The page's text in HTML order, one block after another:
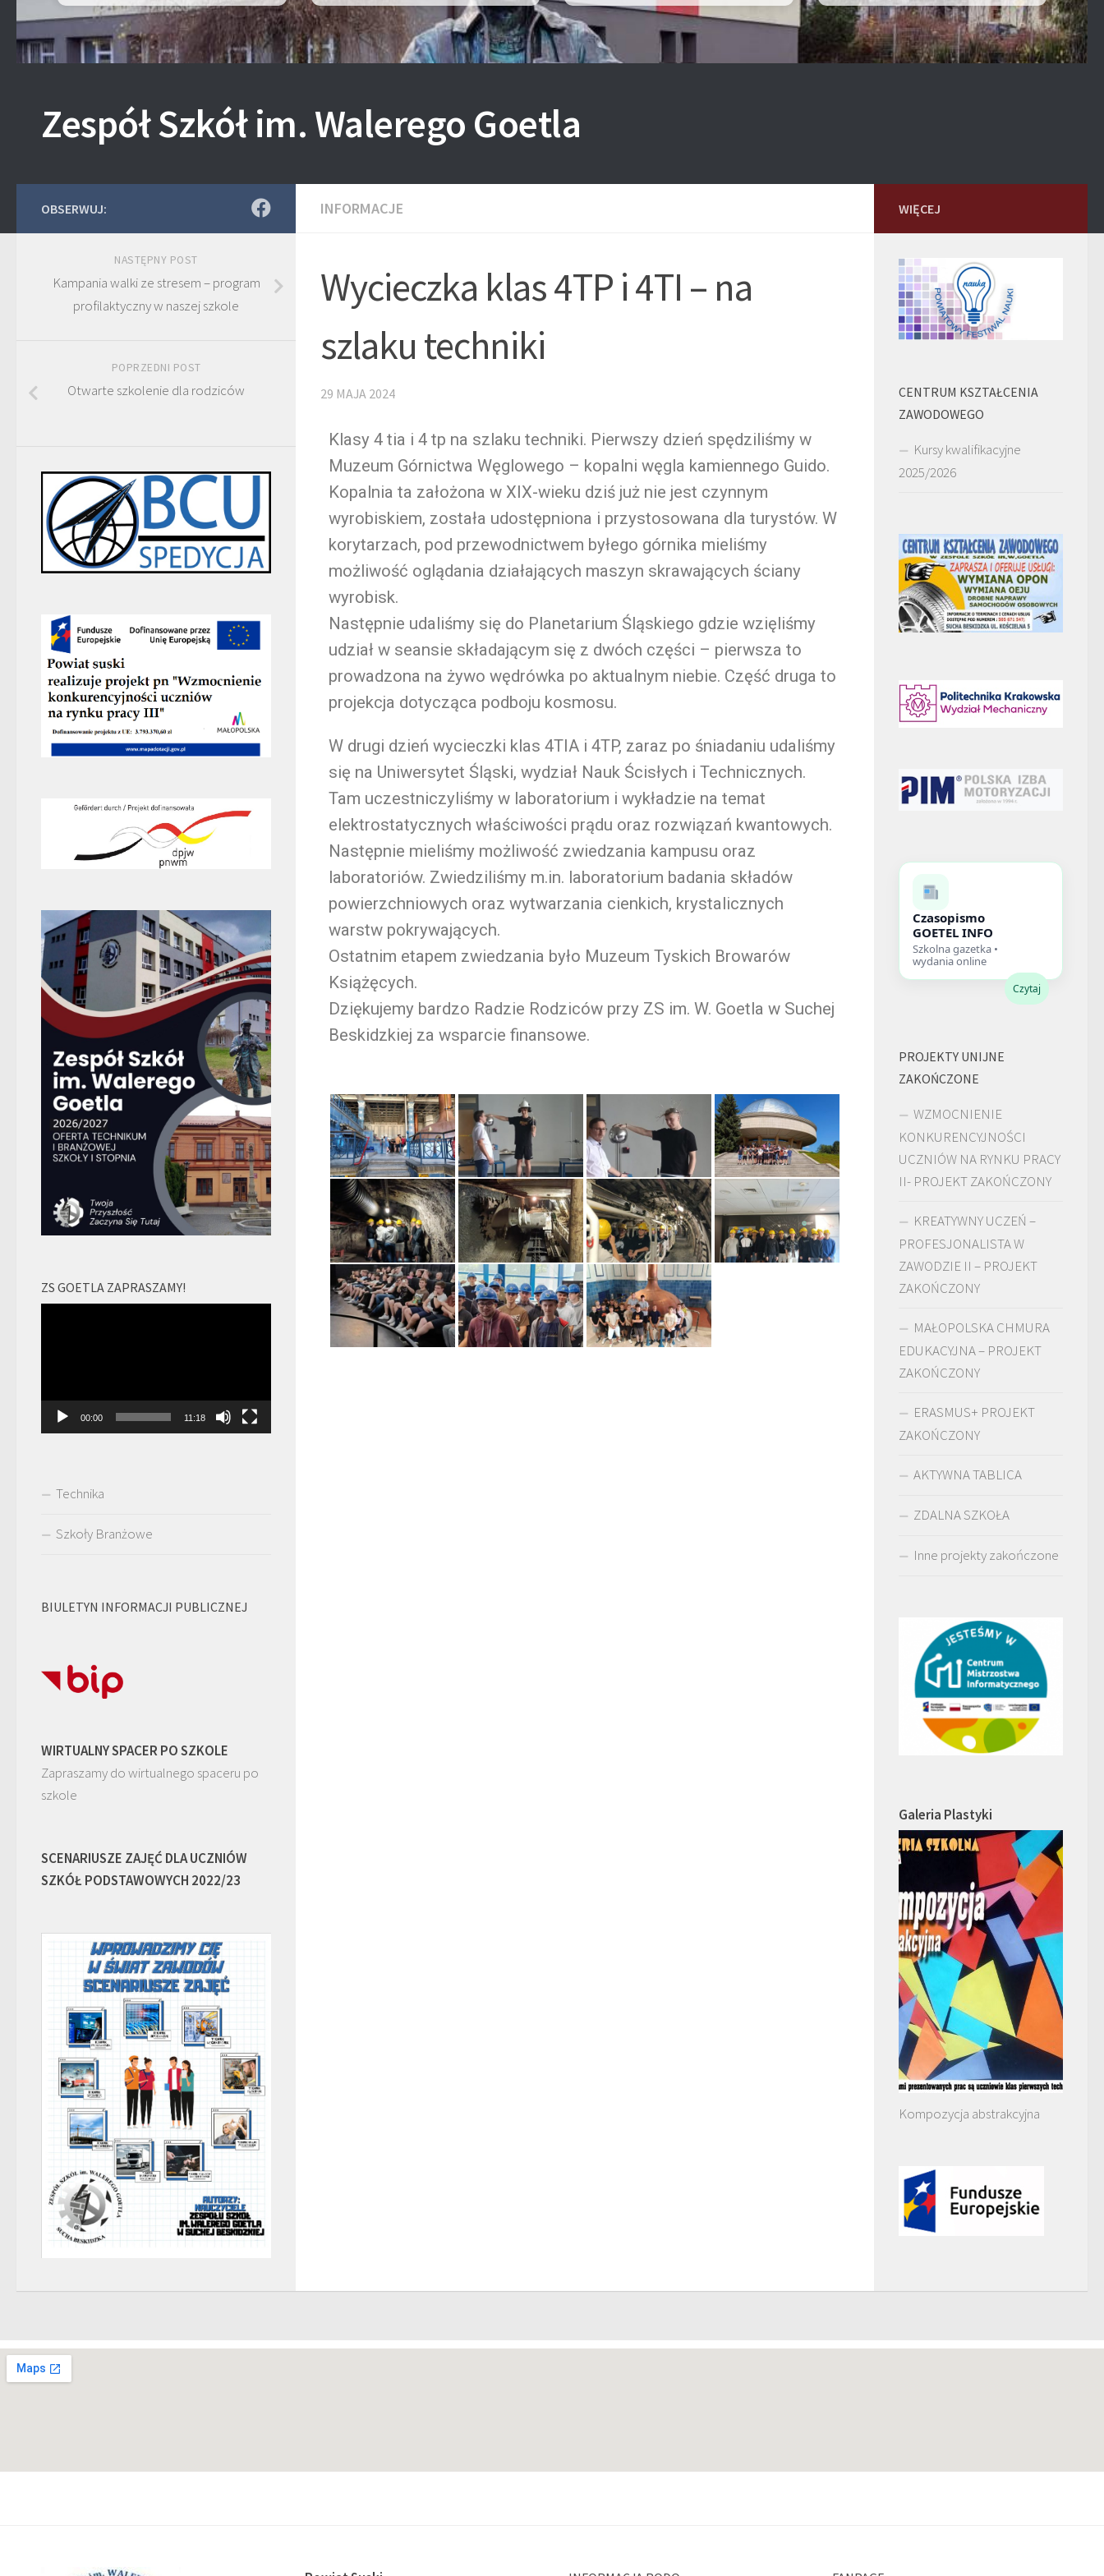
Zespół Szkół im. Walerego Goetla
INFORMACJE
Wycieczka klas 4TP i 4TI – na
szlaku techniki
29 MAJA 2024
Klasy 4 tia i 4 tp na szlaku techniki. Pierwszy dzień spędziliśmy w
Muzeum Górnictwa Węglowego – kopalni węgla kamiennego Guido.
Kopalnia ta założona w XIX-wieku dziś już nie jest czynnym
wyrobiskiem, została udostępniona i przystosowana dla turystów. W
korytarzach, pod przewodnictwem byłego górnika mieliśmy
możliwość oglądania działających maszyn skrawających ściany
wyrobisk.
Następnie udaliśmy się do Planetarium Śląskiego gdzie wzięliśmy
udział w seansie składającym się z dwóch części – pierwsza to
prowadzona na żywo wędrówka po aktualnym niebie. Część druga to
projekcja dotycząca podboju kosmosu.
W drugi dzień wycieczki klas 4TIA i 4TP, zaraz po śniadaniu udaliśmy
się na Uniwersytet Śląski, wydział Nauk Ścisłych i Technicznych.
Tam uczestniczyliśmy w laboratorium i wykładzie na temat
elektrostatycznych właściwości prądu oraz rozwiązań kwantowych.
Następnie mieliśmy możliwość zwiedzania kampusu oraz
laboratoriów. Zwiedziliśmy m.in. laboratorium badania składów
powierzchniowych oraz wytwarzania cienkich, krystalicznych
warstw pokrywających.
Ostatnim etapem zwiedzania było Muzeum Tyskich Browarów
Książęcych.
Dziękujemy bardzo Radzie Rodziców przy ZS im. W. Goetla w Suchej
Beskidzkiej za wsparcie finansowe.
OBSERWUJ:
NASTĘPNY POST
Kampania walki ze stresem – program
profilaktyczny w naszej szkole
POPRZEDNI POST
Otwarte szkolenie dla rodziców
ZS GOETLA ZAPRASZAMY!
00:00 11:18
Technika
Szkoły Branżowe
BIULETYN INFORMACJI PUBLICZNEJ
WIRTUALNY SPACER PO SZKOLE
Zapraszamy do wirtualnego spaceru po
szkole
SCENARIUSZE ZAJĘĆ DLA UCZNIÓW
SZKÓŁ PODSTAWOWYCH 2022/23
WIĘCEJ
CENTRUM KSZTAŁCENIA
ZAWODOWEGO
Kursy kwalifikacyjne
2025/2026
Czasopismo
GOETEL INFO
Szkolna gazetka •
wydania online
Czytaj
PROJEKTY UNIJNE
ZAKOŃCZONE
WZMOCNIENIE
KONKURENCYJNOŚCI
UCZNIÓW NA RYNKU PRACY
II- PROJEKT ZAKOŃCZONY
KREATYWNY UCZEŃ –
PROFESJONALISTA W
ZAWODZIE II – PROJEKT
ZAKOŃCZONY
MAŁOPOLSKA CHMURA
EDUKACYJNA – PROJEKT
ZAKOŃCZONY
ERASMUS+ PROJEKT
ZAKOŃCZONY
AKTYWNA TABLICA
ZDALNA SZKOŁA
Inne projekty zakończone
Galeria Plastyki
Kompozycja abstrakcyjna